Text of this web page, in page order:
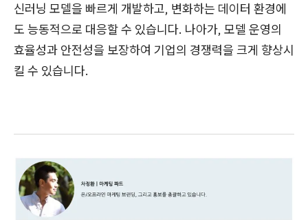
신러닝 모델을 빠르게 개발하고, 변화하는 데이터 환경에
도 능동적으로 대응할 수 있습니다. 나아가, 모델 운영의
효율성과 안전성을 보장하여 기업의 경쟁력을 크게 향상시
킬 수 있습니다.